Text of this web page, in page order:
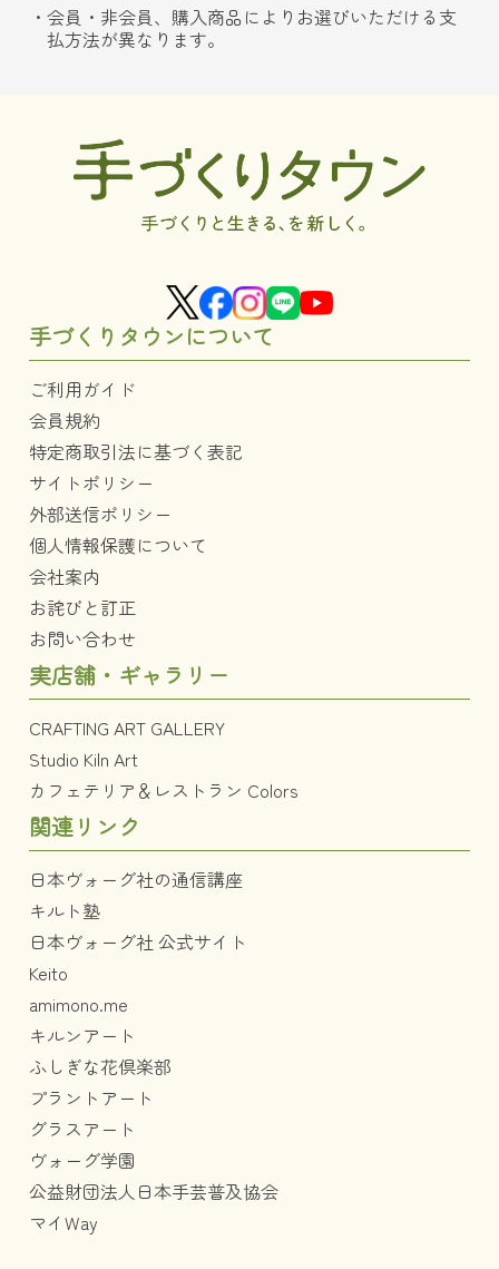
会員・非会員、購入商品によりお選びいただける支
払方法が異なります。
手づくりタウンについて
ご利用ガイド
会員規約
特定商取引法に基づく表記
サイトポリシー
外部送信ポリシー
個人情報保護について
会社案内
お詫びと訂正
お問い合わせ
実店舗・ギャラリー
CRAFTING ART GALLERY
Studio Kiln Art
カフェテリア＆レストラン Colors
関連リンク
日本ヴォーグ社の通信講座
キルト塾
日本ヴォーグ社 公式サイト
Keito
amimono.me
キルンアート
ふしぎな花倶楽部
プラントアート
グラスアート
ヴォーグ学園
公益財団法人日本手芸普及協会
マイWay